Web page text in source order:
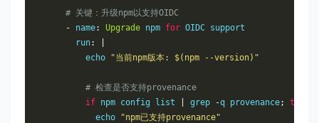
# 关键：升级npm以支持OIDC
- name: Upgrade npm for OIDC support
        run
:
          echo
"当前npm版本: $(npm --version)"
# 检查是否支持provenance
if npm config list grep -q provenance;
then
            echo
"npm已支持provenance"